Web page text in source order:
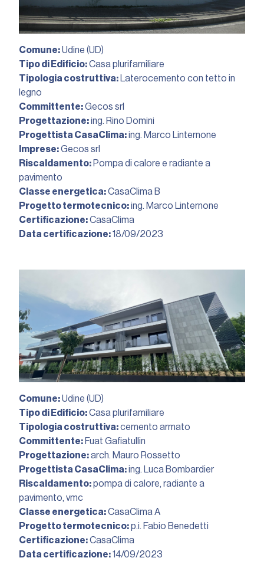
Comune:Udine (UD)
Tipo di Edificio:Casa plurifamiliare
Tipologia costruttiva: Laterocemento con tetto in
legno
Committente:Gecos srl
Progettazione:ing. Rino Domini
Progettista CasaClima:ing. Marco Linternone
Imprese:Gecos srl
Riscaldamento: Pompa di calore e radiante a
pavimento
Classe energetica:CasaClima B
Progetto termotecnico:ing. Marco Linternone
Certificazione:CasaClima
Data certificazione:18/09/2023︎
Comune:Udine (UD)
Tipo di Edificio:Casa plurifamiliare
Tipologia costruttiva:cemento armato
Committente: Fuat Gafiatullin
Progettazione:arch. Mauro Rossetto
Progettista CasaClima:ing. Luca Bombardier
Riscaldamento:pompa di calore, radiante a
pavimento, vmc
Classe energetica:CasaClima A
Progetto termotecnico:p.i. Fabio Benedetti
Certificazione:CasaClima
Data certificazione:14/09/2023︎